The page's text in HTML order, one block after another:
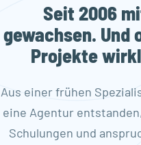
Seit 2006
gewachsen. Und
Projekte
Aus einer frühen
eine Agentur
Schulungen und